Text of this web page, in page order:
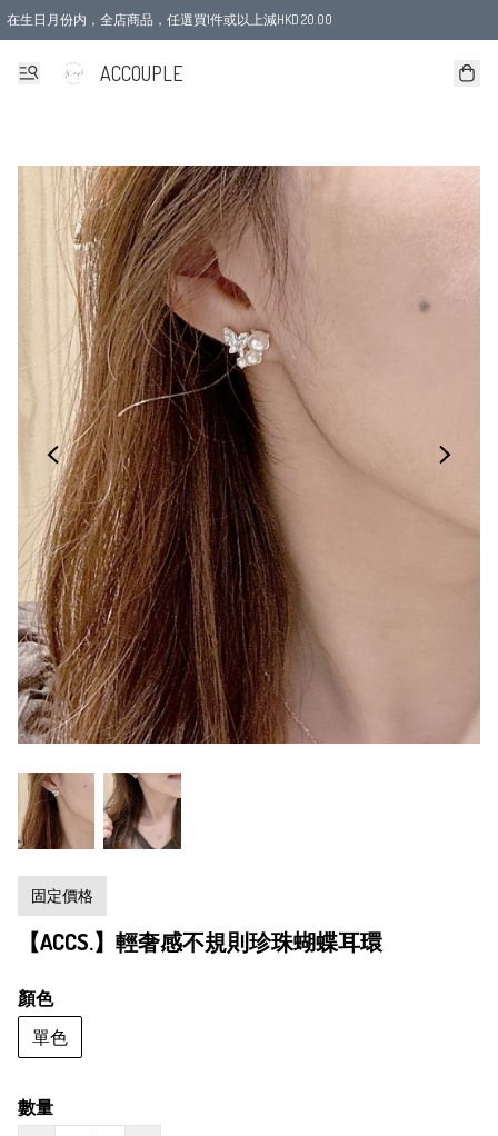
在生日月份内，全店商品，任選買1件或以上減HKD 20.00
ACCOUPLE
固定價格
【ACCS.】輕奢感不規則珍珠蝴蝶耳環
顏色
單色
數量